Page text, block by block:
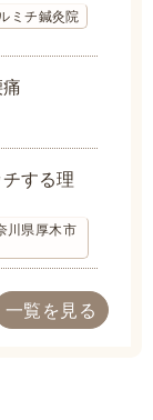
ミチ鍼灸院
する理
川県厚木市
一覧を見る